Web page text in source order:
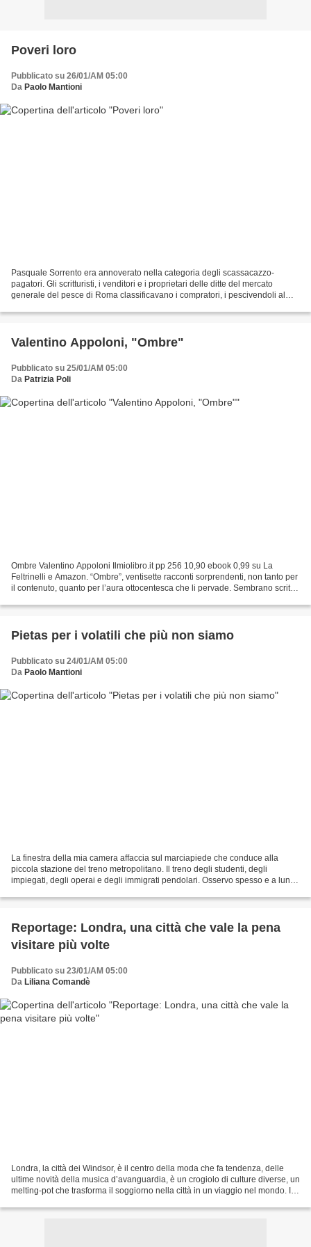
Poveri loro
Pubblicato su 26/01/AM 05:00
Da Paolo Mantioni
Pasquale Sorrento era annoverato nella categoria degli scassacazzo-
pagatori. Gli scritturisti, i venditori e i proprietari delle ditte del mercato
generale del pesce di Roma classificavano i compratori, i pescivendoli al
Valentino Appoloni, "Ombre"
Pubblicato su 25/01/AM 05:00
Da Patrizia Poli
Ombre Valentino Appoloni Ilmiolibro.it pp 256 10,90 ebook 0,99 su La
Feltrinelli e Amazon. “Ombre”, ventisette racconti sorprendenti, non tanto per
il contenuto, quanto per l’aura ottocentesca che li pervade. Sembrano scritti
Pietas per i volatili che più non siamo
Pubblicato su 24/01/AM 05:00
Da Paolo Mantioni
La finestra della mia camera affaccia sul marciapiede che conduce alla
piccola stazione del treno metropolitano. Il treno degli studenti, degli
impiegati, degli operai e degli immigrati pendolari. Osservo spesso e a lungo
Reportage: Londra, una città che vale la pena
visitare più volte
Pubblicato su 23/01/AM 05:00
Da Liliana Comandè
Londra, la città dei Windsor, è il centro della moda che fa tendenza, delle
ultime novità della musica d’avanguardia, è un crogiolo di culture diverse, un
melting-pot che trasforma il soggiorno nella città in un viaggio nel mondo. Il